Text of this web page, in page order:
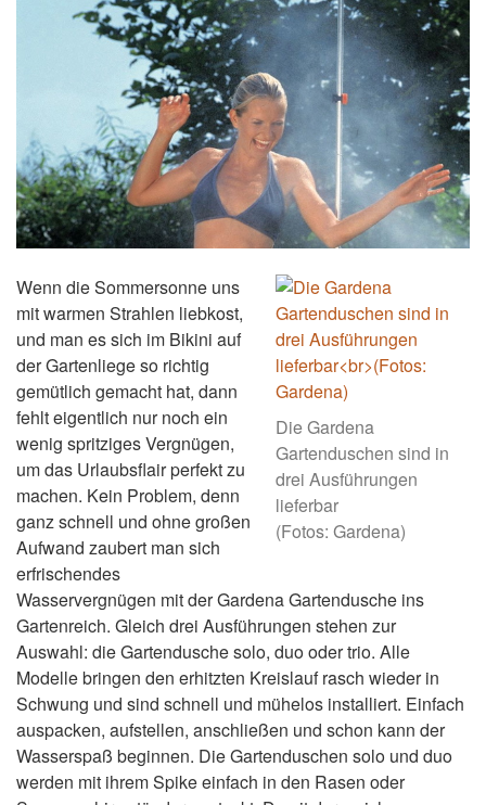
Die Gardena
Gartenduschen sind in
drei Ausführungen
lieferbar
(Fotos: Gardena)
Wenn die Sommersonne uns
mit warmen Strahlen liebkost,
und man es sich im Bikini auf
der Gartenliege so richtig
gemütlich gemacht hat, dann
fehlt eigentlich nur noch ein
wenig spritziges Vergnügen,
um das Urlaubsflair perfekt zu
machen. Kein Problem, denn
ganz schnell und ohne großen
Aufwand zaubert man sich
erfrischendes
Wasservergnügen mit der Gardena Gartendusche ins
Gartenreich. Gleich drei Ausführungen stehen zur
Auswahl: die Gartendusche solo, duo oder trio. Alle
Modelle bringen den erhitzten Kreislauf rasch wieder in
Schwung und sind schnell und mühelos installiert. Einfach
auspacken, aufstellen, anschließen und schon kann der
Wasserspaß beginnen. Die Gartenduschen solo und duo
werden mit ihrem Spike einfach in den Rasen oder